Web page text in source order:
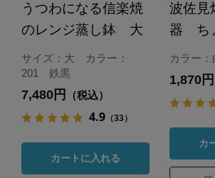
うつわになる信楽焼
のレンジ蒸し鉢 大
サイズ：大 カラー：
201 鉄黒
7,480円 （税込）
4.9（33）
カートに入れる
波佐見
器 ち
カラー：
1,870円
カ